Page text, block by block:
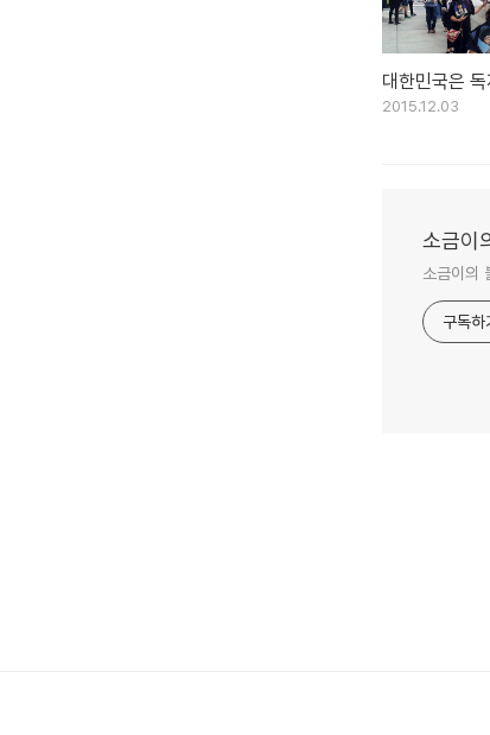
대한민국은
2015.12.03
소금이
소금이의
구독하